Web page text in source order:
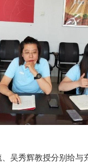
吴秀辉教授分别给